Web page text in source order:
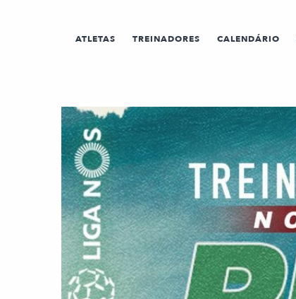
ATLETAS TREINADORES CALENDÁRIO